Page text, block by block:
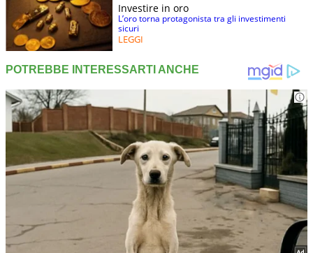
Investire in oro
L’oro torna protagonista tra gli investimenti
sicuri
LEGGI